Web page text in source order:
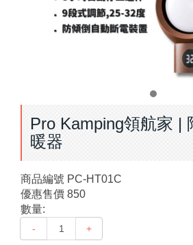
Pro Kamping領航家 |
暖器
商品編號 PC-HT01C
優惠售價 850
數量:
- +